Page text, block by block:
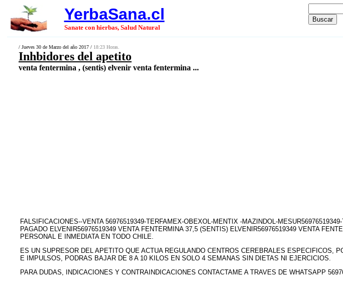
YerbaSana.cl
Sanate con hierbas, Salud Natural
/ Jueves 30 de Marzo del año 2017 / 18:23 Horas.
Inhbidores del apetito
venta fentermina , (sentis) elvenir venta fentermina ...
FALSIFICACIONES--VENTA 56976519349-TERFAMEX-OBEXOL-MENTIX -MAZINDOL-
PAGADO ELVENIR56976519349 VENTA FENTERMINA 37,5 (SENTIS) ELVENIR56976519349 VENTA
PERSONAL E INMEDIATA EN TODO CHILE.
ES UN SUPRESOR DEL APETITO QUE ACTUA REGULANDO CENTROS CEREBRALES ESPECIFICOS,
E IMPULSOS, PODRAS BAJAR DE 8 A 10 KILOS EN SOLO 4 SEMANAS SIN DIETAS NI EJERCICIOS.
PARA DUDAS, INDICACIONES Y CONTRAINDICACIONES CONTACTAME A TRAVES DE WHATSAPP